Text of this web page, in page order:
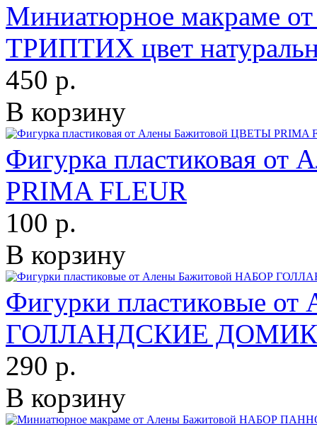
Миниатюрное макраме
ТРИПТИХ цвет
450 р.
В корзину
Фигурка пластиковая
PRIMA FLEUR
100 р.
В корзину
Фигурки пластиковые
ГОЛЛАНДСКИЕ
290 р.
В корзину